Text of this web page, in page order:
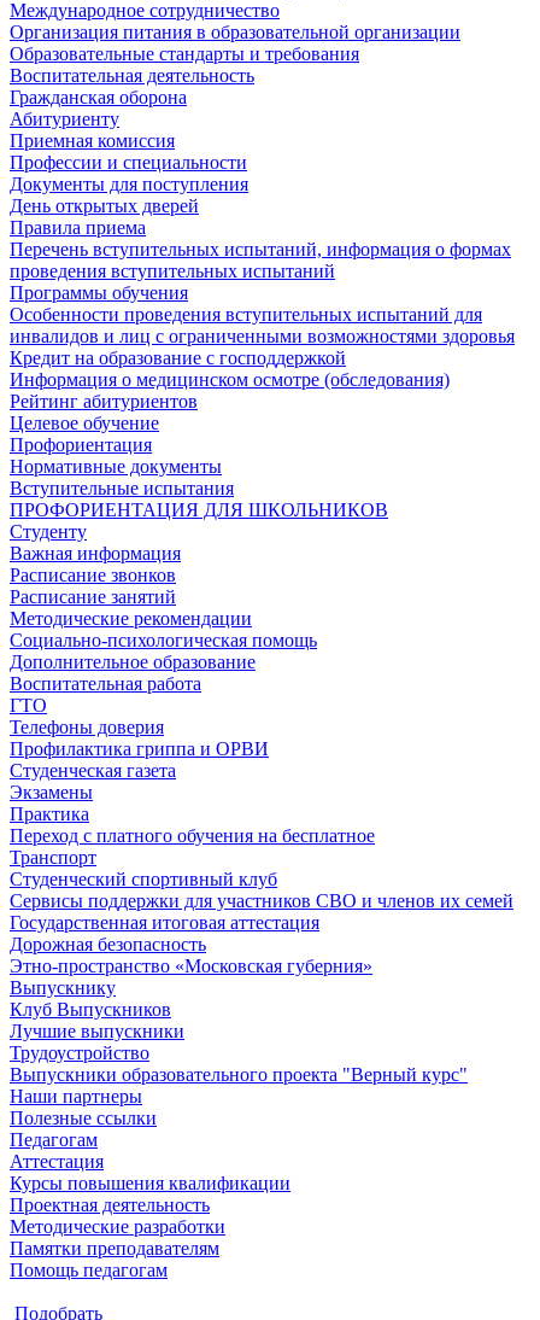
Международное сотрудничество
Организация питания в образовательной организации
Образовательные стандарты и требования
Воспитательная деятельность
Гражданская оборона
Абитуриенту
Приемная комиссия
Профессии и специальности
Документы для поступления
День открытых дверей
Правила приема
Перечень вступительных испытаний, информация о формах
проведения вступительных испытаний
Программы обучения
Особенности проведения вступительных испытаний для
инвалидов и лиц с ограниченными возможностями здоровья
Кредит на образование с господдержкой
Информация о медицинском осмотре (обследования)
Рейтинг абитуриентов
Целевое обучение
Профориентация
Нормативные документы
Вступительные испытания
ПРОФОРИЕНТАЦИЯ ДЛЯ ШКОЛЬНИКОВ
Студенту
Важная информация
Расписание звонков
Расписание занятий
Методические рекомендации
Социально-психологическая помощь
Дополнительное образование
Воспитательная работа
ГТО
Телефоны доверия
Профилактика гриппа и ОРВИ
Cтуденческая газета
Экзамены
Практика
Переход с платного обучения на бесплатное
Транспорт
Студенческий спортивный клуб
Сервисы поддержки для участников СВО и членов их семей
Государственная итоговая аттестация
Дорожная безопасность
Этно-пространство «Московская губерния»
Выпускнику
Клуб Выпускников
Лучшие выпускники
Трудоустройство
Выпускники образовательного проекта "Верный курс"
Наши партнеры
Полезные ссылки
Педагогам
Аттестация
Курсы повышения квалификации
Проектная деятельность
Методические разработки
Памятки преподавателям
Помощь педагогам
Подобрать